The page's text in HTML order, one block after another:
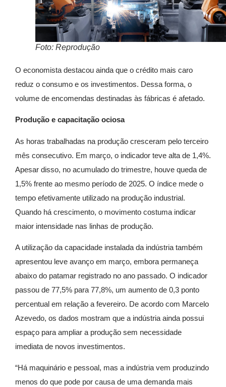
Foto: Reprodução
O economista destacou ainda que o crédito mais caro
reduz o consumo e os investimentos. Dessa forma, o
volume de encomendas destinadas às fábricas é afetado.
Produção e capacitação ociosa
As horas trabalhadas na produção cresceram pelo terceiro
mês consecutivo. Em março, o indicador teve alta de 1,4%.
Apesar disso, no acumulado do trimestre, houve queda de
1,5% frente ao mesmo período de 2025. O índice mede o
tempo efetivamente utilizado na produção industrial.
Quando há crescimento, o movimento costuma indicar
maior intensidade nas linhas de produção.
A utilização da capacidade instalada da indústria também
apresentou leve avanço em março, embora permaneça
abaixo do patamar registrado no ano passado. O indicador
passou de 77,5% para 77,8%, um aumento de 0,3 ponto
percentual em relação a fevereiro. De acordo com Marcelo
Azevedo, os dados mostram que a indústria ainda possui
espaço para ampliar a produção sem necessidade
imediata de novos investimentos.
“Há maquinário e pessoal, mas a indústria vem produzindo
menos do que pode por causa de uma demanda mais